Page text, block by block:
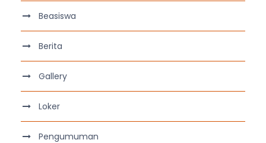
Beasiswa
Berita
Gallery
Loker
Pengumuman